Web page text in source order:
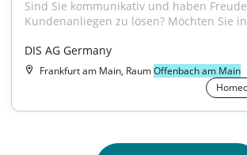
Sind Sie kommunikativ und haben
Kundenanliegen zu lösen? Möchten Sie
DIS AG Germany
Frankfurt am Main, RaumOffenbach am Main